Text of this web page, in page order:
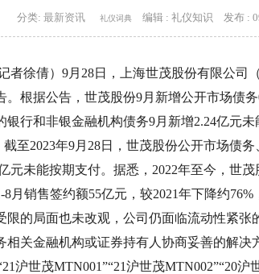
分类: 最新资讯 礼仪词典 编辑 : 礼仪知识 发布 :
者徐倩）9月28日，上海世茂股份有限公司
。根据公告，世茂股份9月新增公开市场债
银行和非银金融机构债务9月新增2.24亿元
截至2023年9月28日，世茂股份公开市场债
元未能按期支付。据悉，2022年至今，世
8月销售签约额55亿元，较2021年下降约
限的局面也未改观，公司仍面临流动性紧张
相关金融机构或证券持有人协商妥善的解决
沪世茂MTN001”“21沪世茂MTN002”“20沪